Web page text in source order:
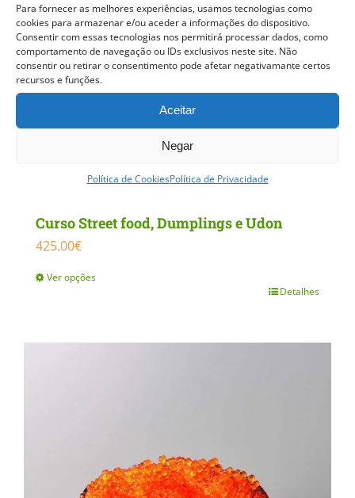
Para fornecer as melhores experiências, usamos tecnologias como
cookies para armazenar e/ou aceder a informações do dispositivo.
Consentir com essas tecnologias nos permitirá processar dados, como
comportamento de navegação ou IDs exclusivos neste site. Não
consentir ou retirar o consentimento pode afetar negativamante certos
recursos e funções.
Aceitar
Negar
Política de CookiesPolítica de Privacidade
on
the
product
page
Curso Street food, Dumplings e Udon
425.00€
Ver opções
has
Detalhes